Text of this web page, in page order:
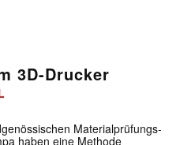
3D-Drucker
Materialprüfungs-
haben eine Methode